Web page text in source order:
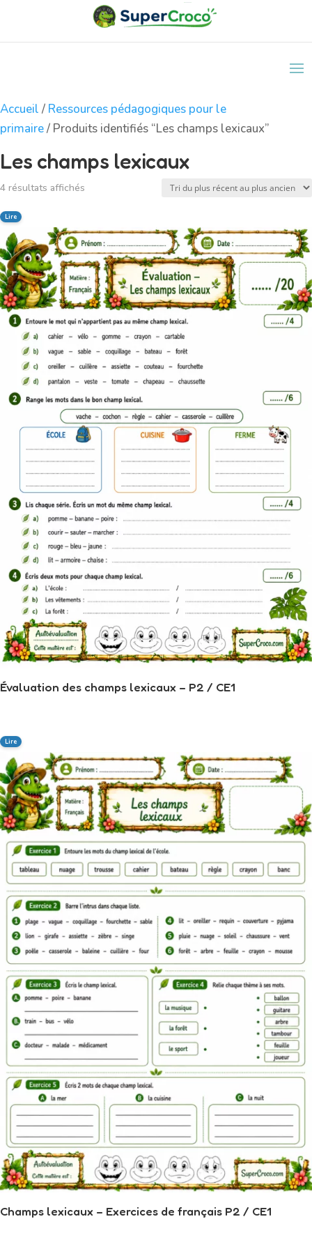
Accueil / Ressources pédagogiques pour le
primaire/ Produits identifiés “Les champs lexicaux”
Les champs lexicaux
4 résultats affichés
récent
au
plus
ancien
Lire
Évaluation des champs lexicaux – P2 / CE1
Lire
Champs lexicaux – Exercices de français P2 / CE1